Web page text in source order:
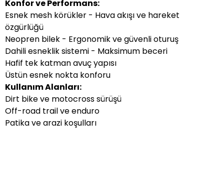
Konfor ve Performans:
Esnek mesh körükler - Hava akışı ve hareket
özgürlüğü
Neopren bilek - Ergonomik ve güvenli oturuş
Dahili esneklik sistemi - Maksimum beceri
Hafif tek katman avuç yapısı
Üstün esnek nokta konforu
Kullanım Alanları:
Dirt bike ve motocross sürüşü
Off-road trail ve enduro
Patika ve arazi koşulları